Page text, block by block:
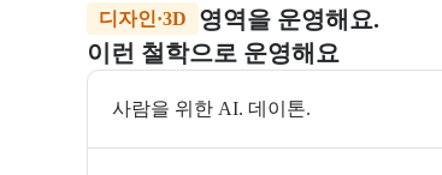
디자인·3D
영역을 운영해요.
이런 철학으로 운영해요
사람을 위한 AI. 데이톤.